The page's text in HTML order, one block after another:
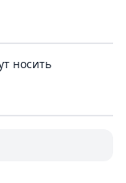
носить